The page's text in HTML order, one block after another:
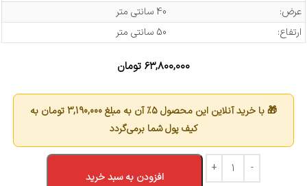
عرض:
40 سانتی متر
ارتفاع:
50 سانتی متر
۶۳,۸۰۰,۰۰۰ تومان
🎁 با خرید آنلاین این محصول 5٪ آن به مبلغ 3,190,000تومان به
کیف پول شما برمی‌گردد
افزودن به سبد خرید